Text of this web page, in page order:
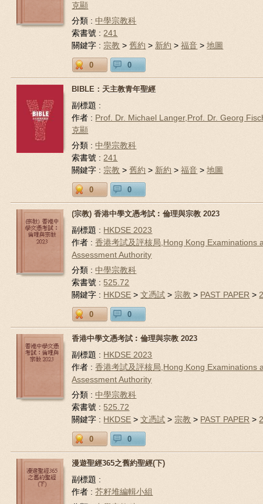
克顯
分類 :中學宗教科
索書號 : 241
關鍵字 : 宗教 >舊約 > 新約 >福音 >地圖
0 0
BIBLE：天主教青年聖經
副標題 :
作者 : Prof. Dr. Michael Langer,Prof. Dr. Georg
克顯
分類 :中學宗教科
索書號 : 241
關鍵字 : 宗教 >舊約 > 新約 >福音 >地圖
0 0
(宗教) 香港中學文憑考試︰倫理與宗教 2023
副標題 : HKDSE 2023
作者 :香港考試及評核局,Hong Kong Examinations
Assessment Authority
分類 :中學宗教科
索書號 : 525.72
關鍵字 : HKDSE >文憑試 > 宗教 > PAST PAPER >
0 0
香港中學文憑考試︰倫理與宗教 2023
副標題 : HKDSE 2023
作者 :香港考試及評核局,Hong Kong Examinations
Assessment Authority
分類 :中學宗教科
索書號 :525.72
關鍵字 : HKDSE >文憑試 > 宗教 > PAST PAPER >
0 0
漫遊聖經365之舊約聖經(下)
副標題 :
作者 :芥籽堆編輯小組